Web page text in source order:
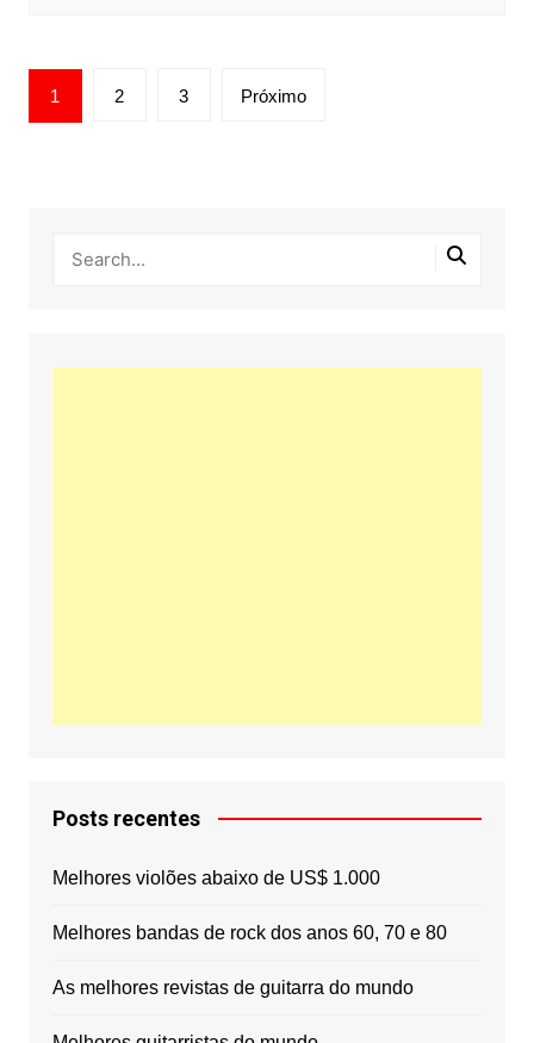
Paginação
de
1 2 3 Próximo
Posts recentes
Melhores violões abaixo de US$ 1.000
Melhores bandas de rock dos anos 60, 70 e 80
As melhores revistas de guitarra do mundo